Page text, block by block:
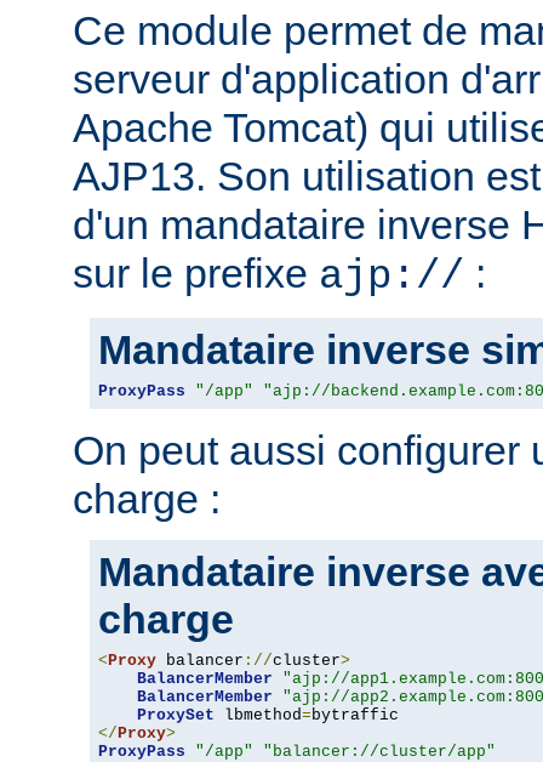
Ce module permet de
serveur d'application
Apache Tomcat) qui
AJP13. Son utilisation
d'un mandataire inverse
sur le prefixe ajp:// :
Mandataire inverse
ProxyPass "/app" "ajp://
On peut aussi configurer
charge :
Mandataire inverse
charge
< Proxy balancer ://cluster>
BalancerMember
"ajp://
BalancerMember
"ajp://
ProxySet lbmethod=
</ Proxy>
ProxyPass
"/app" "balancer://cluster/app"